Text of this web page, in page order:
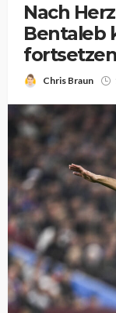
Nach
Bentaleb
fortsetzen
Chris Braun